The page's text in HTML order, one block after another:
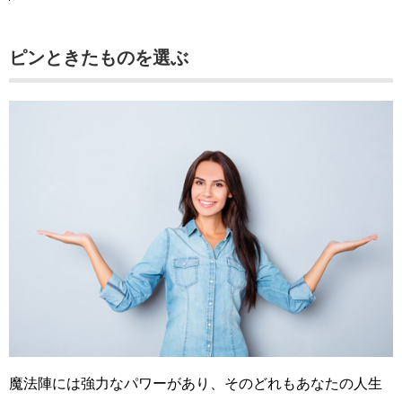
ピンときたものを選ぶ
魔法陣には強力なパワーがあり、そのどれもあなたの人生